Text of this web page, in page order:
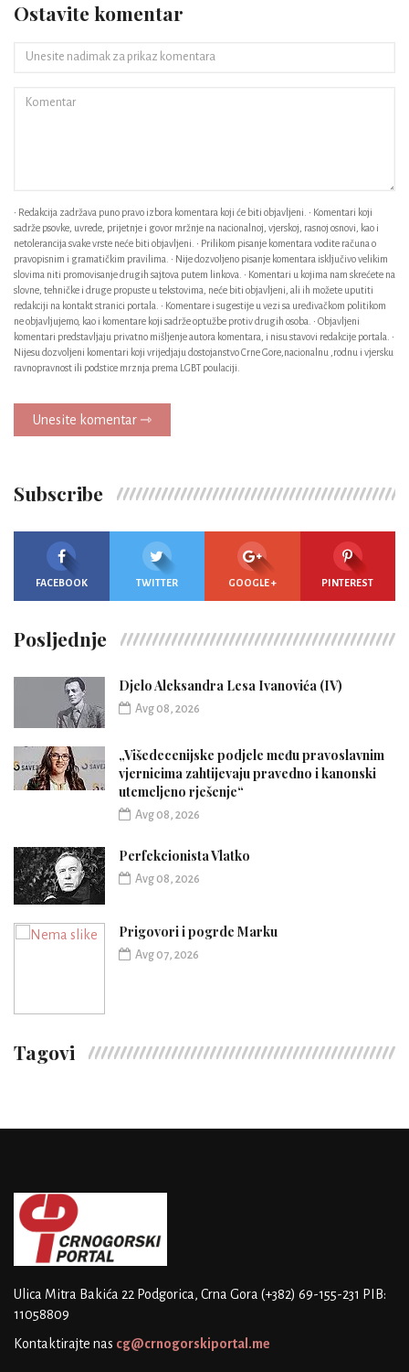
Ostavite komentar
• Redakcija zadržava puno pravo izbora komentara koji će biti objavljeni. • Komentari koji
sadrže psovke, uvrede, prijetnje i govor mržnje na nacionalnoj, vjerskoj, rasnoj osnovi, kao i
netolerancija svake vrste neće biti objavljeni. • Prilikom pisanje komentara vodite računa o
pravopisnim i gramatičkim pravilima. • Nije dozvoljeno pisanje komentara isključivo velikim
slovima niti promovisanje drugih sajtova putem linkova. • Komentari u kojima nam skrećete na
slovne, tehničke i druge propuste u tekstovima, neće biti objavljeni, ali ih možete uputiti
redakciji na kontakt stranici portala. • Komentare i sugestije u vezi sa uređivačkom politikom
ne objavljujemo, kao i komentare koji sadrže optužbe protiv drugih osoba. • Objavljeni
komentari predstavljaju privatno mišljenje autora komentara, i nisu stavovi redakcije portala. •
Nijesu dozvoljeni komentari koji vrijedjaju dostojanstvo Crne Gore,nacionalnu ,rodnu i vjersku
ravnopravnost ili podstice mrznja prema LGBT poulaciji.
Unesite komentar ⇾
Subscribe
FACEBOOK TWITTER GOOGLE + PINTEREST
Posljednje
Djelo Aleksandra Lesa Ivanovića (IV)
Avg 08, 2026
„Višedecenijske podjele među pravoslavnim
vjernicima zahtijevaju pravedno i kanonski
utemeljeno rješenje“
Avg 08, 2026
Perfekcionista Vlatko
Avg 08, 2026
Prigovori i pogrde Marku
Avg 07, 2026
Tagovi
Ulica Mitra Bakića 22 Podgorica, Crna Gora (+382) 69-155-231 PIB:
11058809
Kontaktirajte nas cg@crnogorskiportal.me